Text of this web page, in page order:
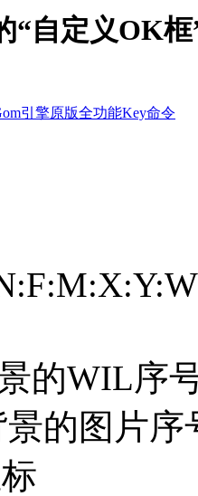
“自定义OK
引擎原版全功能Key命令
的WIL序
的图片序